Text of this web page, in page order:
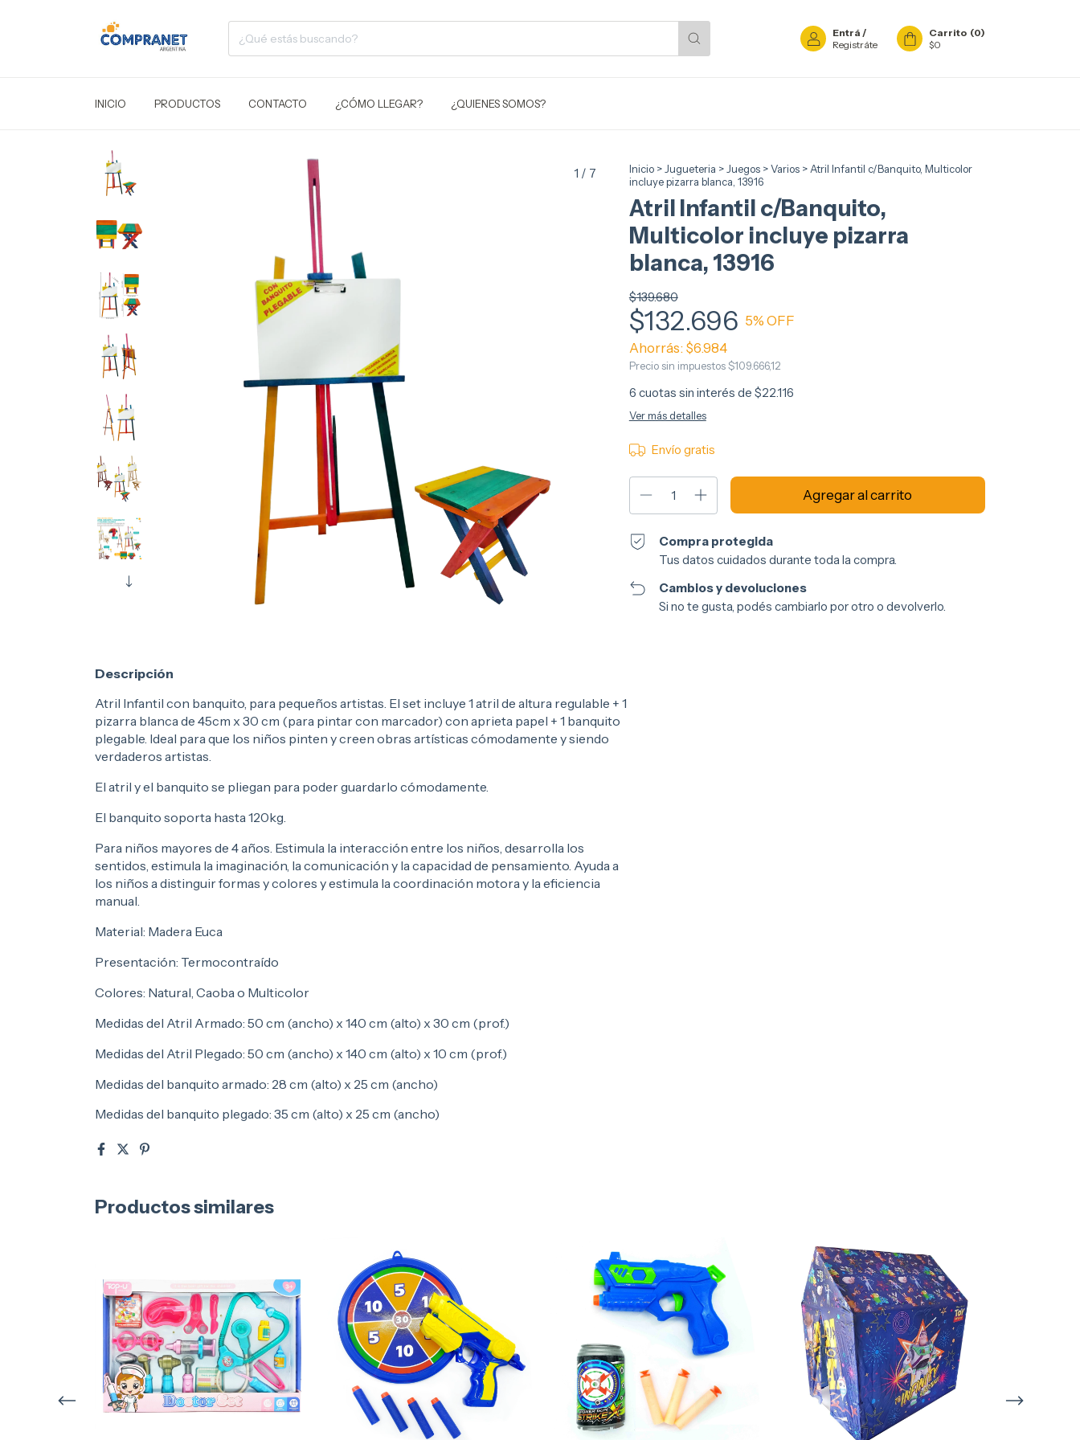
Entrá /
Registráte
Carrito (0)
$0
INICIO PRODUCTOS CONTACTO ¿CÓMO LLEGAR? ¿QUIENES SOMOS?
1 / 7 Inicio > Jugueteria > Juegos > Varios > Atril Infantil c/Banquito, Multicolor
incluye pizarra blanca, 13916
Atril Infantil c/Banquito,
Multicolor incluye pizarra
blanca, 13916
$139.680
$132.696 5% OFF
Ahorrás: $6.984
Precio sin impuestos$109.666,12
6 cuotas sin interés de $22.116
Ver más detalles
Envío gratis
Compra protegida
Tus datos cuidados durante toda la compra.
Cambios y devoluciones
Si no te gusta, podés cambiarlo por otro o devolverlo.
Descripción
Atril Infantil con banquito, para pequeños artistas. El set incluye 1 atril de altura regulable + 1
pizarra blanca de 45cm x 30 cm (para pintar con marcador) con aprieta papel + 1 banquito
plegable. Ideal para que los niños pinten y creen obras artísticas cómodamente y siendo
verdaderos artistas.
El atril y el banquito se pliegan para poder guardarlo cómodamente.
El banquito soporta hasta 120kg.
Para niños mayores de 4 años. Estimula la interacción entre los niños, desarrolla los
sentidos, estimula la imaginación, la comunicación y la capacidad de pensamiento. Ayuda a
los niños a distinguir formas y colores y estimula la coordinación motora y la eficiencia
manual.
Material: Madera Euca
Presentación: Termocontraído
Colores: Natural, Caoba o Multicolor
Medidas del Atril Armado: 50 cm (ancho) x 140 cm (alto) x 30 cm (prof.)
Medidas del Atril Plegado: 50 cm (ancho) x 140 cm (alto) x 10 cm (prof.)
Medidas del banquito armado: 28 cm (alto) x 25 cm (ancho)
Medidas del banquito plegado: 35 cm (alto) x 25 cm (ancho)
Productos similares